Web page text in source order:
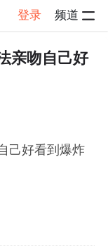
登录 频道
情
亲吻自己好
己好看到爆炸